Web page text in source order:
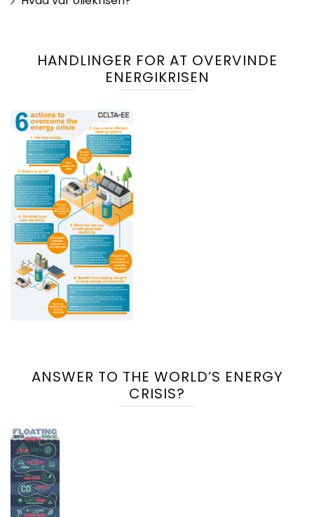
HANDLINGER FOR AT OVERVINDE
ENERGIKRISEN
ANSWER TO THE WORLD’S ENERGY
CRISIS?